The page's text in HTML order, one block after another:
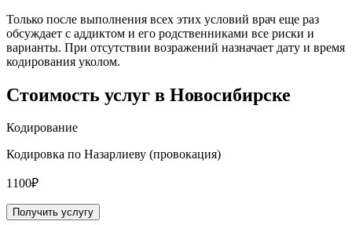
Только после выполнения всех этих условий врач еще раз
обсуждает с аддиктом и его родственниками все риски и
варианты. При отсутствии возражений назначает дату и время
кодирования уколом.
Стоимость услуг в Новосибирске
Кодирование
Кодировка по Назарлиеву (провокация)
1100₽
Получить услугу